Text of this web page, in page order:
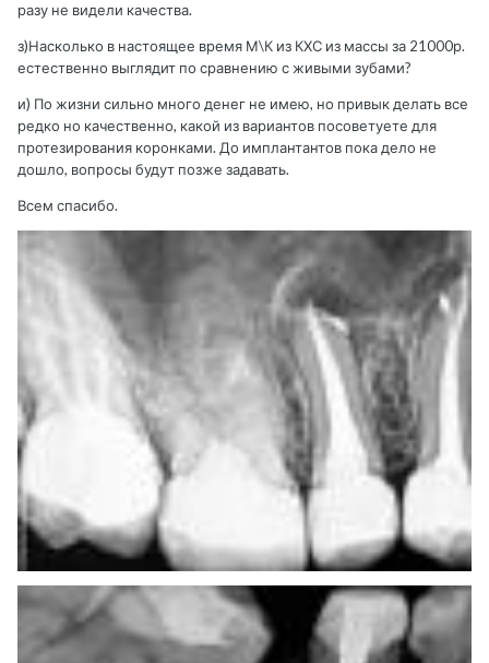
разу не видели качества.
з)Насколько в настоящее время М\К из КХС из массы за 21000р.
естественно выглядит по сравнению с живыми зубами?
и) По жизни сильно много денег не имею, но привык делать все
редко но качественно, какой из вариантов посоветуете для
протезирования коронками. До имплантантов пока дело не
дошло, вопросы будут позже задавать.
Всем спасибо.